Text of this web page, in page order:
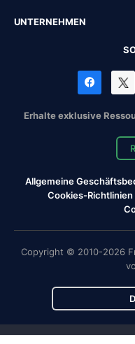
UNTERNEHMEN
Erhalte exklusive
Allgemeine
Cookies-Richtlinien
Copyright © 2010-2026